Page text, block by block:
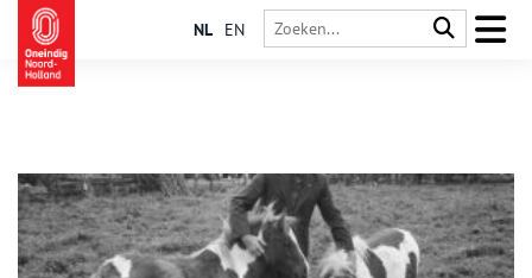
NL EN